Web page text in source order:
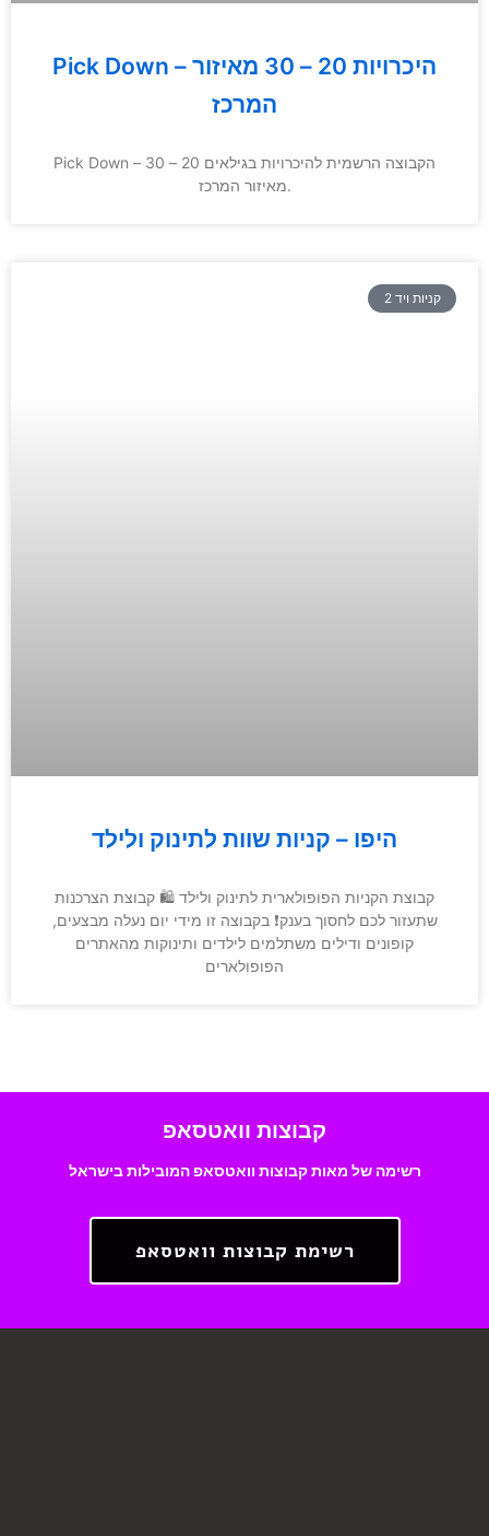
Pick Down – היכרויות 20 – 30 מאיזור
המרכז
Pick Down – הקבוצה הרשמית להיכרויות בגילאים 20 – 30
מאיזור המרכז.
קניות ויד 2
היפו – קניות שוות לתינוק ולילד
קבוצת הקניות הפופולארית לתינוק ולילד 🛍 קבוצת הצרכנות
שתעזור לכם לחסוך בענק❗️ בקבוצה זו מידי יום נעלה מבצעים,
קופונים ודילים משתלמים לילדים ותינוקות מהאתרים
הפופולארים
קבוצות וואטסאפ
רשימה של מאות קבוצות וואטסאפ המובילות בישראל
רשימת קבוצות וואטסאפ